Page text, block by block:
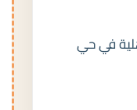
في حي